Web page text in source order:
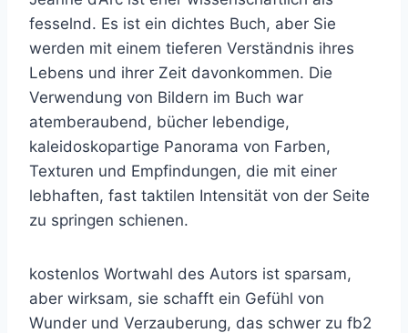
fesselnd. Es ist ein dichtes Buch, aber Sie
werden mit einem tieferen Verständnis ihres
Lebens und ihrer Zeit davonkommen. Die
Verwendung von Bildern im Buch war
atemberaubend, bücher lebendige,
kaleidoskopartige Panorama von Farben,
Texturen und Empfindungen, die mit einer
lebhaften, fast taktilen Intensität von der Seite
zu springen schienen.
kostenlos Wortwahl des Autors ist sparsam,
aber wirksam, sie schafft ein Gefühl von
Wunder und Verzauberung, das schwer zu fb2